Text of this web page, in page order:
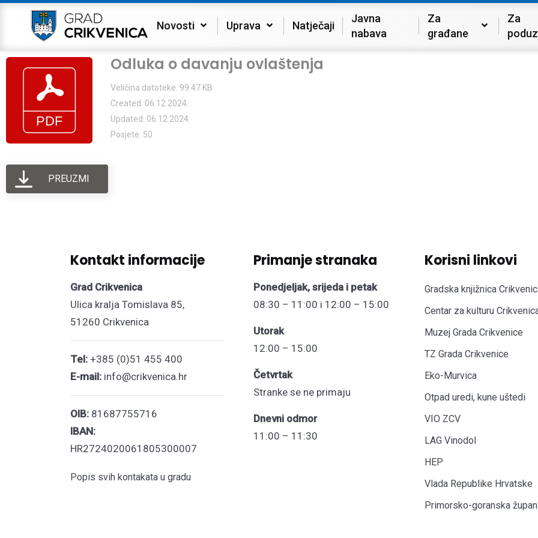
Novosti Uprava Natječaji
Javna
nabava
Za
građane
Za
Odluka o davanju ovlaštenja
Veličina datoteke: 99.47 KB
Created: 06.12.2024.
Updated: 06.12.2024.
Posjete: 50
PREUZMI
Kontakt informacije
Grad Crikvenica
Ulica kralja Tomislava 85,
51260 Crikvenica
Tel: +385 (0)51 455 400
E-mail: info@crikvenica.hr
OIB: 81687755716
IBAN:
HR2724020061805300007
Popis svih kontakata u gradu
Primanje stranaka
Ponedjeljak, srijeda i petak
08:30 – 11:00 i 12:00 – 15:00
Utorak
12:00 – 15:00
Četvrtak
Stranke se ne primaju
Dnevni odmor
11:00 – 11:30
Korisni linkovi
Gradska knjižnica
Centar za kulturu
Muzej Grada Crikvenice
TZ Grada Crikvenice
Eko-Murvica
Otpad uredi, kune uštedi
VIO ZCV
LAG Vinodol
HEP
Vlada Republike Hrvatske
Primorsko-goranska